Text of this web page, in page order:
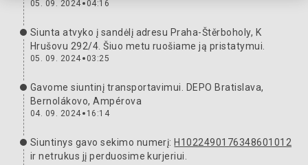
05. 09. 2024 04:16
Siunta atvyko į sandėlį adresu Praha-Štěrboholy, K
Hrušovu 292/4. Šiuo metu ruošiame ją pristatymui.
05. 09. 2024 03:25
Gavome siuntinį transportavimui. DEPO Bratislava,
Bernolákovo, Ampérova
04. 09. 2024 16:14
Siuntinys gavo sekimo numerį: H1022490176348601012
ir netrukus jį perduosime kurjeriui.